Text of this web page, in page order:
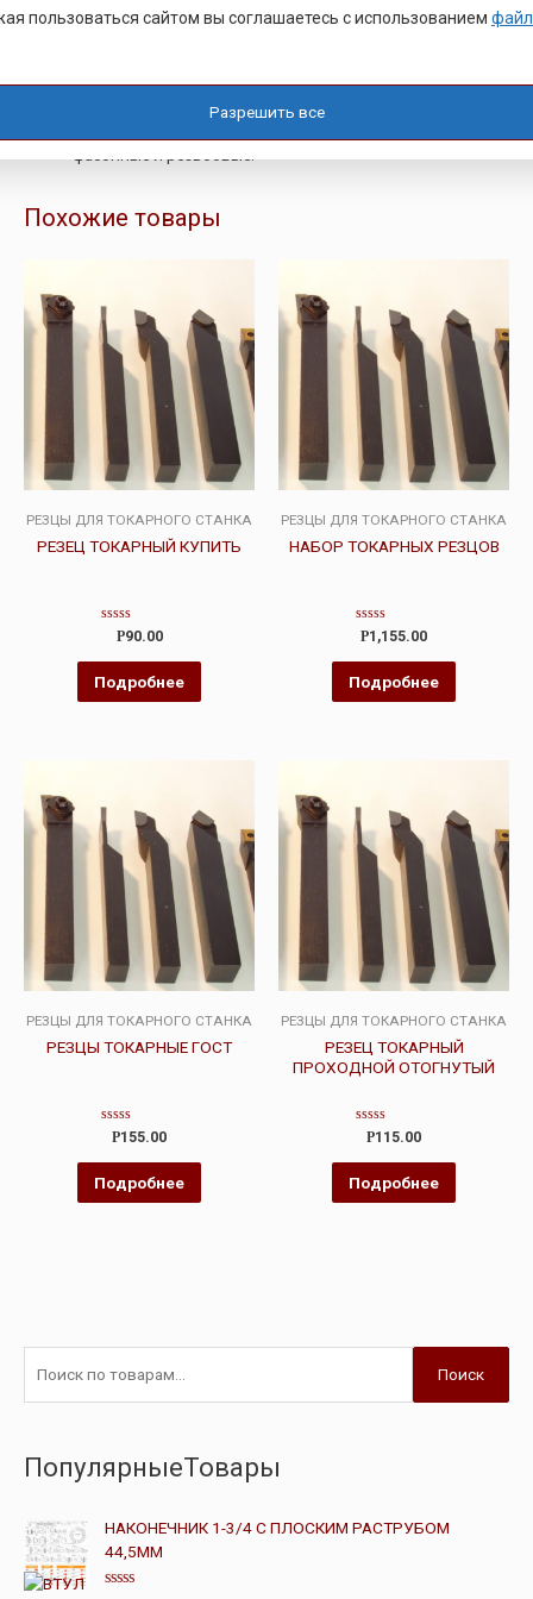
Похожие товары
РЕЗЦЫ ДЛЯ ТОКАРНОГО СТАНКА
РЕЗЕЦ ТОКАРНЫЙ КУПИТЬ
Оценка
из
Р90.00
Подробнее
РЕЗЦЫ ДЛЯ ТОКАРНОГО СТАНКА
НАБОР ТОКАРНЫХ РЕЗЦОВ
Оценка
из
Р1,155.00
Подробнее
РЕЗЦЫ ДЛЯ ТОКАРНОГО СТАНКА
РЕЗЦЫ ТОКАРНЫЕ ГОСТ
Оценка
из
Р155.00
Подробнее
РЕЗЦЫ ДЛЯ ТОКАРНОГО СТАНКА
РЕЗЕЦ ТОКАРНЫЙ
ПРОХОДНОЙ ОТОГНУТЫЙ
Оценка
из
Р115.00
Подробнее
Поиск
ПопулярныеТовары
НАКОНЕЧНИК 1-3/4 С ПЛОСКИМ РАСТРУБОМ
44,5ММ
пользоваться сайтом вы соглашаетесь с использованием
Разрешить все